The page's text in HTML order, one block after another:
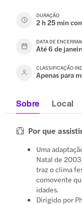
DURAÇÃO
2 h 25 min
DATA DE
Até 6 de
CLASSIFICAÇÃO
Apenas para
Sobre Local
Por que
Uma
Natal de
traz o clima
comovente
idades.
Dirigido por